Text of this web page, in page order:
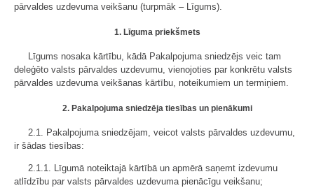
pārvaldes uzdevuma veikšanu (turpmāk – Līgums).
1. Līguma priekšmets
Līgums nosaka kārtību, kādā Pakalpojuma sniedzējs veic tam
deleģēto valsts pārvaldes uzdevumu, vienojoties par konkrētu valsts
pārvaldes uzdevuma veikšanas kārtību, noteikumiem un termiņiem.
2. Pakalpojuma sniedzēja tiesības un pienākumi
2.1. Pakalpojuma sniedzējam, veicot valsts pārvaldes uzdevumu,
ir šādas tiesības:
2.1.1. Līgumā noteiktajā kārtībā un apmērā saņemt izdevumu
atlīdzību par valsts pārvaldes uzdevuma pienācīgu veikšanu;